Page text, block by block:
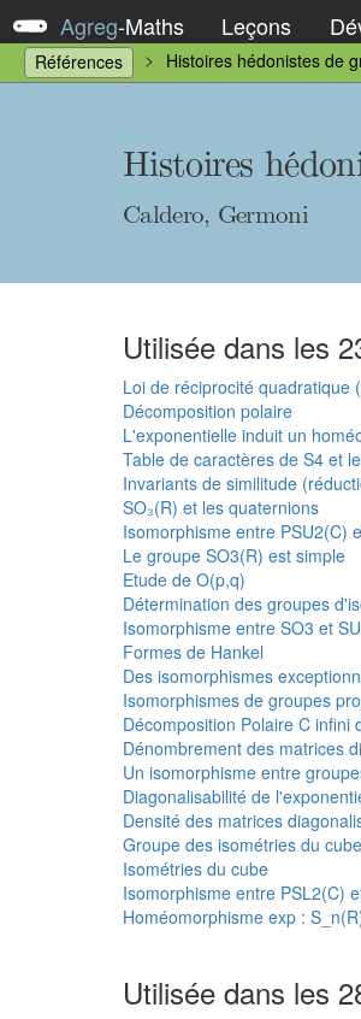
Agreg-Maths Leçons
Références Histoires hédonistes de
Histoires
Caldero, Germoni
Utilisée dans les
Loi de réciprocité quadratique
Décomposition polaire
L'exponentielle induit un
Table de caractères de S4 et
Invariants de similitude
SO₃(R) et les quaternions
Isomorphisme entre PSU2(C)
Le groupe SO3(R) est simple
Etude de O(p,q)
Détermination des groupes
Isomorphisme entre SO3 et
Formes de Hankel
Des isomorphismes
Isomorphismes de groupes
Décomposition Polaire C infini
Dénombrement des matrices
Un isomorphisme entre
Diagonalisabilité de
Densité des matrices
Groupe des isométries du
Isométries du cube
Isomorphisme entre PSL2(C)
Homéomorphisme exp :
Utilisée dans les